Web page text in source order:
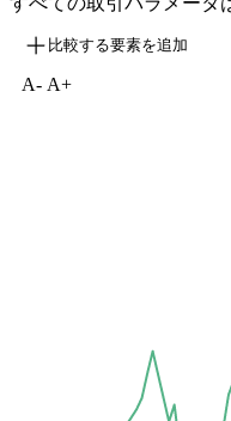
比較する要素を追加